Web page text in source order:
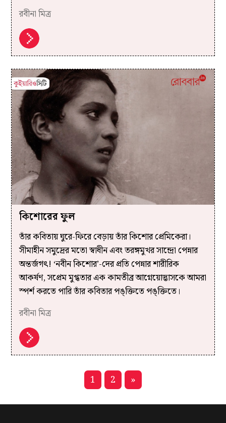
রবীনা মিত্র
কিশোরের ফুল
তাঁর কবিতায় ঘুরে-ফিরে বেড়ায় তাঁর কিশোর প্রেমিকেরা।
সীমাহীন সমুদ্রের মতো স্বাধীন এবং তরঙ্গমুখর সান্দ্রো পেন্নার
অন্তর্জগৎ! ‘নবীন কিশোর’-দের প্রতি পেন্নার শারীরিক
আকর্ষণ, সপ্রেম মুগ্ধতার এক কামতীব্র আগ্নেয়োদ্ভাসকে আমরা
স্পর্শ করতে পারি তাঁর কবিতার পঙ্‌ক্তিতে পঙ্‌ক্তিতে।
রবীনা মিত্র
1 2 »